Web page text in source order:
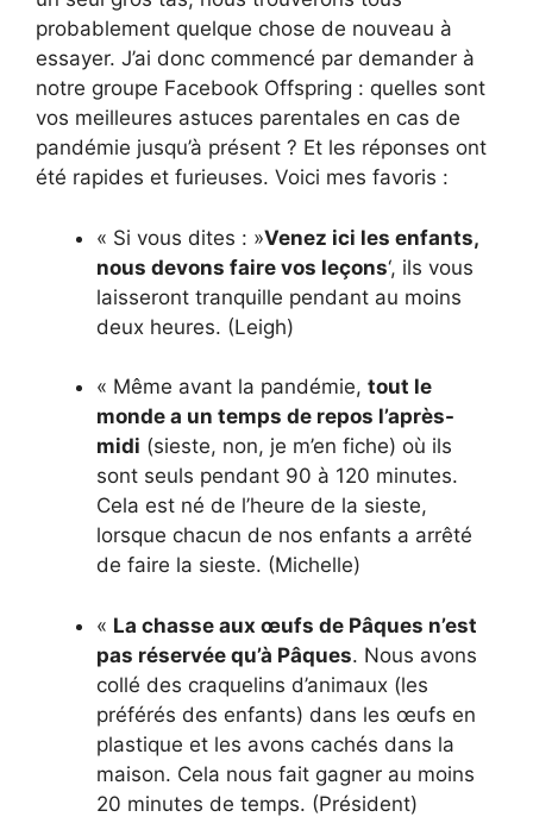
probablement quelque chose de nouveau à
essayer. J’ai donc commencé par demander à
notre groupe Facebook Offspring : quelles sont
vos meilleures astuces parentales en cas de
pandémie jusqu’à présent ? Et les réponses ont
été rapides et furieuses. Voici mes favoris :
« Si vous dites : »Venez ici les enfants,
nous devons faire vos leçons‘, ils vous
laisseront tranquille pendant au moins
deux heures. (Leigh)
« Même avant la pandémie, tout le
monde a un temps de repos l’après-
midi (sieste, non, je m’en fiche) où ils
sont seuls pendant 90 à 120 minutes.
Cela est né de l’heure de la sieste,
lorsque chacun de nos enfants a arrêté
de faire la sieste. (Michelle)
« La chasse aux œufs de Pâques n’est
pas réservée qu’à Pâques. Nous avons
collé des craquelins d’animaux (les
préférés des enfants) dans les œufs en
plastique et les avons cachés dans la
maison. Cela nous fait gagner au moins
20 minutes de temps. (Président)